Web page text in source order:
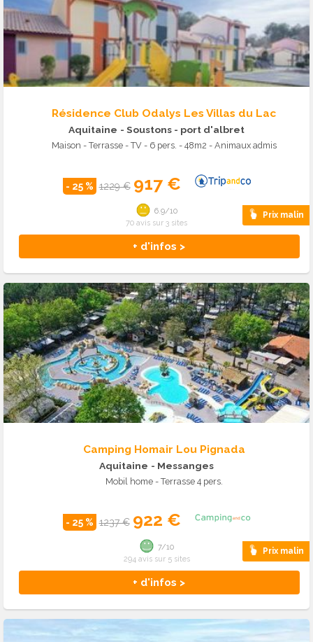
Résidence Club Odalys Les Villas du Lac
Aquitaine - Soustons - port d'albret
Maison - Terrasse - TV - 6 pers. - 48m2 - Animaux admis
- 25 % 1229 € 917 €
Prix malin
+ d'infos >
6.9/10
70 avis sur 3 sites
Camping Homair Lou Pignada
Aquitaine - Messanges
Mobil home - Terrasse 4 pers.
- 25 % 1237 € 922 €
Prix malin
+ d'infos >
7/10
294 avis sur 5 sites